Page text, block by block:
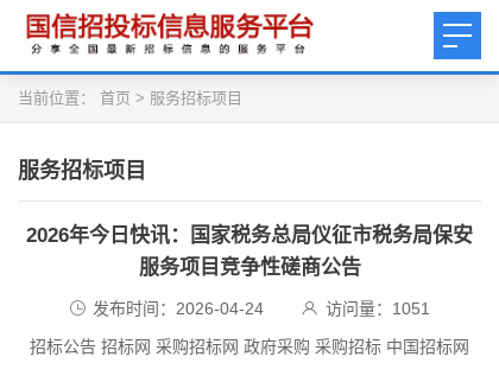
当前位置： 首页 > 服务招标项目
服务招标项目
2026年今日快讯：国家税务总局仪征市税务局保安
服务项目竞争性磋商公告
发布时间：2026-04-24 访问量： 1051
招标公告 招标网 采购招标网 政府采购 采购招标 中国招标网